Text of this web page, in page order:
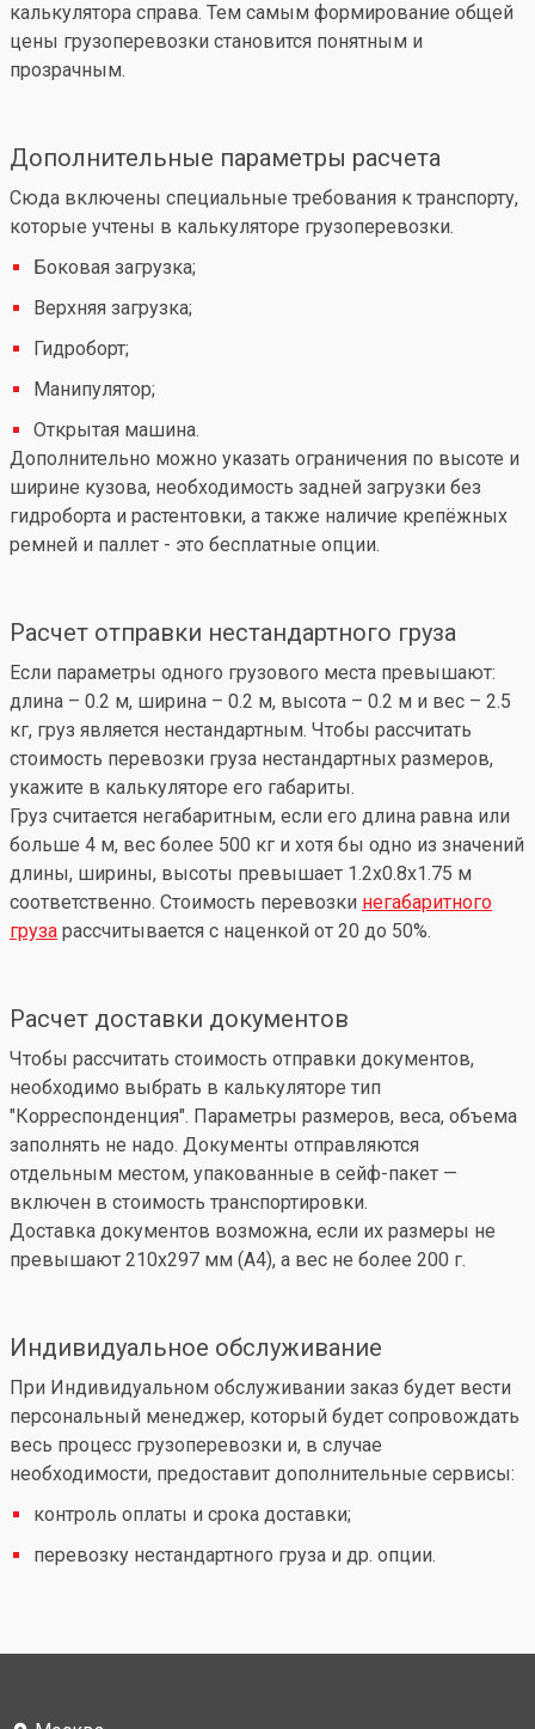
калькулятора справа. Тем самым формирование общей
цены грузоперевозки становится понятным и
прозрачным.
Дополнительные параметры расчета
Сюда включены специальные требования к транспорту,
которые учтены в калькуляторе грузоперевозки.
Боковая загрузка;
Верхняя загрузка;
Гидроборт;
Манипулятор;
Открытая машина.
Дополнительно можно указать ограничения по высоте и
ширине кузова, необходимость задней загрузки без
гидроборта и растентовки, а также наличие крепёжных
ремней и паллет - это бесплатные опции.
Расчет отправки нестандартного груза
Если параметры одного грузового места превышают:
длина – 0.2 м, ширина – 0.2 м, высота – 0.2 м и вес – 2.5
кг, груз является нестандартным. Чтобы рассчитать
стоимость перевозки груза нестандартных размеров,
укажите в калькуляторе его габариты.
Груз считается негабаритным, если его длина равна или
больше 4 м, вес более 500 кг и хотя бы одно из значений
длины, ширины, высоты превышает 1.2x0.8x1.75 м
соответственно. Стоимость перевозки негабаритного
груза рассчитывается с наценкой от 20 до 50%.
Расчет доставки документов
Чтобы рассчитать стоимость отправки документов,
необходимо выбрать в калькуляторе тип
"Корреспонденция". Параметры размеров, веса, объема
заполнять не надо. Документы отправляются
отдельным местом, упакованные в сейф-пакет —
включен в стоимость транспортировки.
Доставка документов возможна, если их размеры не
превышают 210x297 мм (А4), а вес не более 200 г.
Индивидуальное обслуживание
При Индивидуальном обслуживании заказ будет вести
персональный менеджер, который будет сопровождать
весь процесс грузоперевозки и, в случае
необходимости, предоставит дополнительные сервисы:
контроль оплаты и срока доставки;
перевозку нестандартного груза и др. опции.